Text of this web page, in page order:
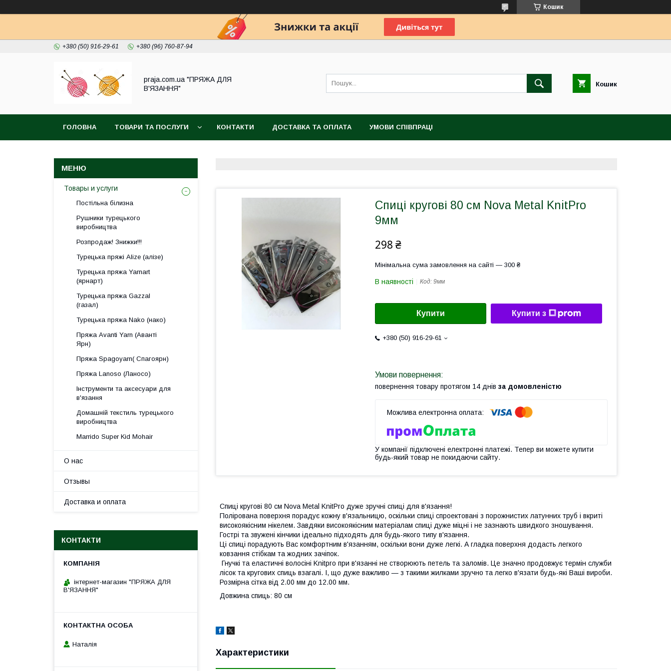
Кошик
+380 (50) 916-29-61 +380 (96) 760-87-94
praja.com.ua "ПРЯЖА ДЛЯ
В'ЯЗАННЯ"
Кошик
ГОЛОВНА ТОВАРИ ТА ПОСЛУГИ КОНТАКТИ ДОСТАВКА ТА ОПЛАТА УМОВИ СПІВПРАЦІ
Спиці кругові 80 см Nova Metal KnitPro
9мм
298 ₴
Мінімальна сума замовлення на сайті — 300 ₴
В наявності Код: 9мм
Купити Купити з
+380 (50) 916-29-61
повернення товару протягом 14 днів за домовленістю
У компанії підключені електронні платежі. Тепер ви можете купити
будь-який товар не покидаючи сайту.
Спиці кругові 80 см Nova Metal KnitPro дуже зручні спиці для в'язання!
Полірована поверхня порадує кожну в'язальницю, оскільки спиці спроектовані з порожнистих латунних труб і вкриті
високоякісним нікелем. Завдяки високоякісним матеріалам спиці дуже міцні і не зазнають швидкого зношування.
Гострі та звужені кінчики ідеально підходять для будь-якого типу в'язання.
Ці спиці порадують Вас комфортним в'язанням, оскільки вони дуже легкі. А гладка поверхня додасть легкого
ковзання стібкам та жодних зачіпок.
Гнучкі та еластичні волосіні Knitpro при в'язанні не створюють петель та заломів. Це значно продовжує термін служби
лісок та кругових спиць взагалі. І, що дуже важливо — з такими жилками зручно та легко в'язати будь-які Ваші вироби.
Розмірна сітка від 2.00 мм до 12.00 мм.
Довжина спиць: 80 см
Характеристики
Товары и услуги
Постільна білизна
Рушники турецького
виробництва
Розпродаж! Знижки!!!
Турецька пряжі Alize (алізе)
Турецька пряжа Yarnart
(ярнарт)
Турецька пряжа Gazzal
(газал)
Турецька пряжа Nako (нако)
Пряжа Avanti Yarn (Аванті
Ярн)
Пряжа Spagoyarn( Спагоярн)
Пряжа Lanoso (Ланосо)
Інструменти та аксесуари для
в'язання
Домашній текстиль турецького
виробництва
Marrido Super Kid Mohair
О нас
Отзывы
Доставка и оплата
КОНТАКТИ
інтернет-магазин "ПРЯЖА ДЛЯ
В'ЯЗАННЯ"
Наталія